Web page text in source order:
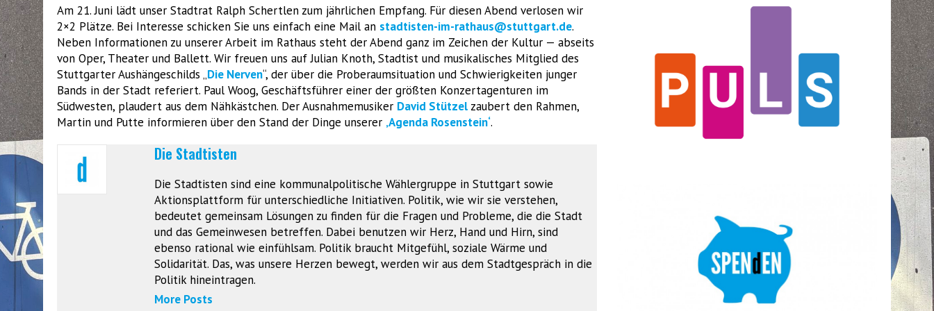
Am 21. Juni lädt unser Stadtrat Ralph Schertlen zum jährlichen Empfang. Für diesen Abend verlosen wir
2×2 Plätze. Bei Interesse schicken Sie uns einfach eine Mail an stadtisten-im-rathaus@stuttgart.de.
Neben Informationen zu unserer Arbeit im Rathaus steht der Abend ganz im Zeichen der Kultur — abseits
von Oper, Theater und Ballett. Wir freuen uns auf Julian Knoth, Stadtist und musikalisches Mitglied des
Stuttgarter Aushängeschilds „Die Nerven“, der über die Proberaumsituation und Schwierigkeiten junger
Bands in der Stadt referiert. Paul Woog, Geschäftsführer einer der größten Konzertagenturen im
Südwesten, plaudert aus dem Nähkästchen. Der Ausnahmemusiker David Stützel zaubert den Rahmen,
Martin und Putte informieren über den Stand der Dinge unserer ‚Agenda Rosenstein‘.
Die Stadtisten
Die Stadtisten sind eine kommunalpolitische Wählergruppe in Stuttgart sowie
Aktionsplattform für unterschiedliche Initiativen. Politik, wie wir sie verstehen,
bedeutet gemeinsam Lösungen zu finden für die Fragen und Probleme, die die Stadt
und das Gemeinwesen betreffen. Dabei benutzen wir Herz, Hand und Hirn, sind
ebenso rational wie einfühlsam. Politik braucht Mitgefühl, soziale Wärme und
Solidarität. Das, was unsere Herzen bewegt, werden wir aus dem Stadtgespräch in die
Politik hineintragen.
More Posts